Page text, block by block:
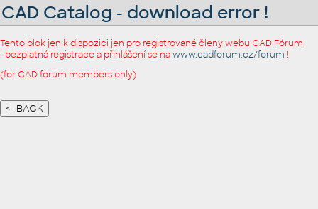
CAD Catalog - download error !
Tento blok jen k dispozici jen pro registrované členy webu CAD Fórum
- bezplatná registrace a přihlášení se nawww.cadforum.cz/forum !
(for CAD forum members only)